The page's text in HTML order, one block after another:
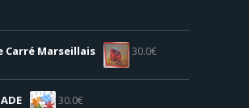
Carré Marseillais 30.0€
30.0€